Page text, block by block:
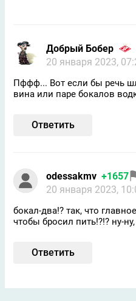
Добрый Бобер
20 января 2023,
Пффф... Вот если бы речь
вина или паре бокалов
Ответить
odessakmv +1657
20 января 2023,
бокал-два!? так, что
чтобы бросил пить!?!? ну-
Ответить